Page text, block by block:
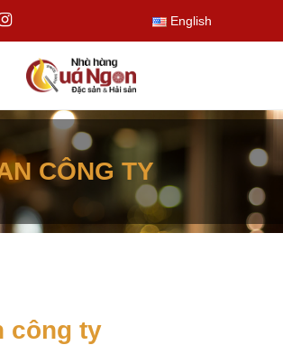
English
CÔNG TY
công ty